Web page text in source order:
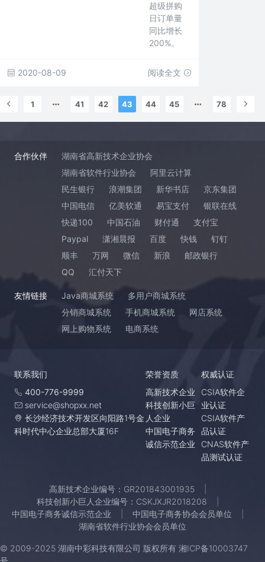
超级拼购
日订单量
同比增长
200%。
2020-08-09 阅读全文
1 41 42 43 44 45 78
合作伙伴
湖南省高新技术企业协会
湖南省软件行业协会
阿里云计算
民生银行
浪潮集团 新华书店
京东集团
中国电信
亿美软通 易宝支付
银联在线
快递100
中国石油 财付通
支付宝
Paypal
潇湘晨报 百度 快钱
钉钉
顺丰
万网 微信 新浪
邮政银行
QQ
汇付天下
友情链接 Java商城系统
多用户商城系统
分销商城系统
手机商城系统
网店系统
网上购物系统
电商系统
联系我们
400-776-9999
service@shopxx.net
长沙经济技术开发区向阳路1号金
科时代中心企业总部大厦16F
荣誉资质
高新技术企业
科技创新小巨
人企业
中国电子商务
诚信示范企业
权威认证
CSIA软件企
业认证
CSIA软件产
品认证
CNAS软件产
品测试认证
高新技术企业编号：GR201843001935
科技创新小巨人企业编号：CSKJXJR2018208
中国电子商务诚信示范企业
中国电子商务协会会员单位
湖南省软件行业协会会员单位
© 2009-2025 湖南中彩科技有限公司 版权所有 湘ICP备10003747